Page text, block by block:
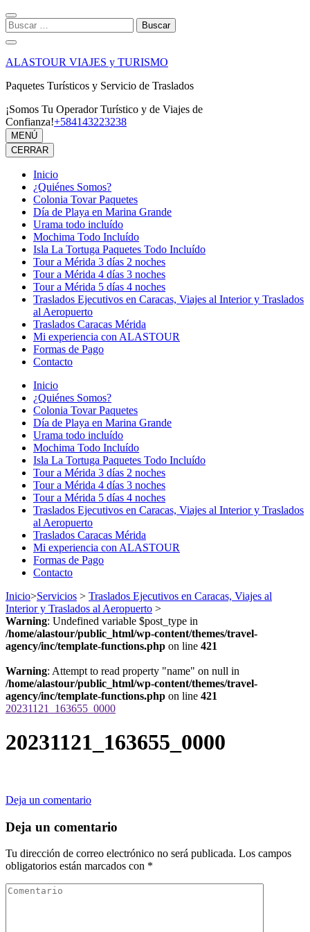
Saltar
al
contenido
(presiona
la
Intro)
Buscar:
ALASTOUR VIAJES y TURISMO
Paquetes Turísticos y Servicio de Traslados
¡Somos Tu Operador Turístico y de Viajes de
Confianza!+584143223238
MENÚ
CERRAR
Inicio
¿Quiénes Somos?
Colonia Tovar Paquetes
Día de Playa en Marina Grande
Urama todo incluído
Mochima Todo Incluído
Isla La Tortuga Paquetes Todo Incluído
Tour a Mérida 3 días 2 noches
Tour a Mérida 4 días 3 noches
Tour a Mérida 5 días 4 noches
Traslados Ejecutivos en Caracas, Viajes al Interior y Traslados
al Aeropuerto
Traslados Caracas Mérida
Mi experiencia con ALASTOUR
Formas de Pago
Contacto
Inicio
¿Quiénes Somos?
Colonia Tovar Paquetes
Día de Playa en Marina Grande
Urama todo incluído
Mochima Todo Incluído
Isla La Tortuga Paquetes Todo Incluído
Tour a Mérida 3 días 2 noches
Tour a Mérida 4 días 3 noches
Tour a Mérida 5 días 4 noches
Traslados Ejecutivos en Caracas, Viajes al Interior y Traslados
al Aeropuerto
Traslados Caracas Mérida
Mi experiencia con ALASTOUR
Formas de Pago
Contacto
Inicio>Servicios > Traslados Ejecutivos en Caracas, Viajes al
Interior y Traslados al Aeropuerto >
Warning: Undefined variable $post_type in
/home/alastour/public_html/wp-content/themes/travel-
agency/inc/template-functions.php on line 421
Warning: Attempt to read property "name" on null in
/home/alastour/public_html/wp-content/themes/travel-
agency/inc/template-functions.php on line 421
20231121_163655_0000
20231121_163655_0000
Deja un comentarioen
Deja un comentario
Tu dirección de correo electrónico no será publicada. Los campos
obligatorios están marcados con *
Comentario